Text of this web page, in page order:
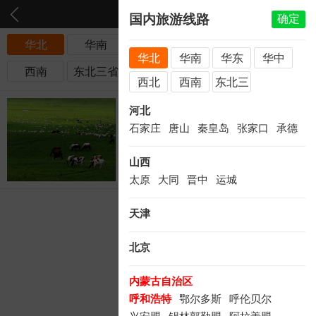
国内旅游线路 确定
华北 华南 华东
华中
西北
西南
东北三
河北
石家庄
唐山 秦皇岛 张家口 承德
山西
太原
大同 晋中 运城
天津
北京
内蒙古自治区
呼和浩特
鄂尔多斯
呼伦贝尔
华北 华南 华东 华中 西北
西南 东北三省
【草原沙漠高端版】内蒙古大
草原、响沙湾、塞外青城
轻奢